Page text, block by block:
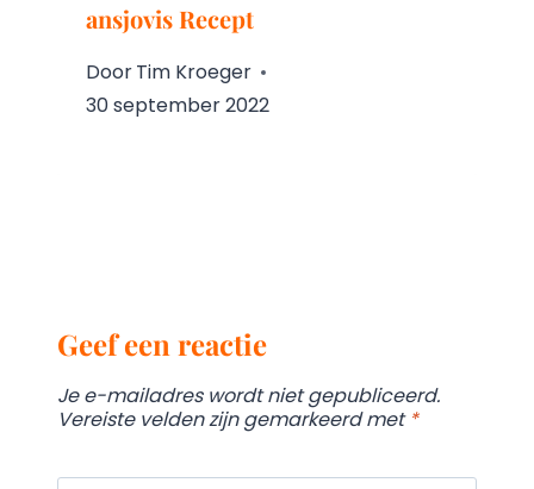
ansjovis Recept
DoorTim Kroeger
30 september 2022
Geef een reactie
Je e-mailadres wordt niet gepubliceerd.
Vereiste velden zijn gemarkeerd met *